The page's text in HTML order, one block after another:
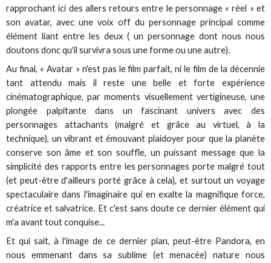
rapprochant ici des allers retours entre le personnage « réel » et
son avatar, avec une voix off du personnage principal comme
élément liant entre les deux ( un personnage dont nous nous
doutons donc qu'il survivra sous une forme ou une autre).
Au final, « Avatar » n'est pas le film parfait, ni le film de la décennie
tant attendu mais il reste une belle et forte expérience
cinématographique, par moments visuellement vertigineuse, une
plongée palpitante dans un fascinant univers avec des
personnages attachants (malgré et grâce au virtuel, à la
technique), un vibrant et émouvant plaidoyer pour que la planète
conserve son âme et son souffle, un puissant message que la
simplicité des rapports entre les personnages porte malgré tout
(et peut-être d'ailleurs porté grâce à cela), et surtout un voyage
spectaculaire dans l'imaginaire qui en exalte la magnifique force,
créatrice et salvatrice. Et c'est sans doute ce dernier élément qui
m'a avant tout conquise...
Et qui sait, à l'image de ce dernier plan, peut-être Pandora, en
nous emmenant dans sa sublime (et menacée) nature nous